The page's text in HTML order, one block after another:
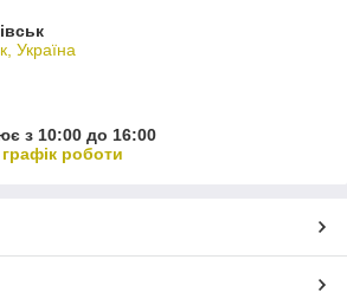
Україна
з 10:00 до 16:00
роботи